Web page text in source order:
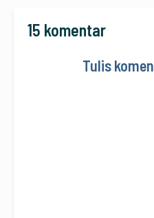
15 komentar
Tulis